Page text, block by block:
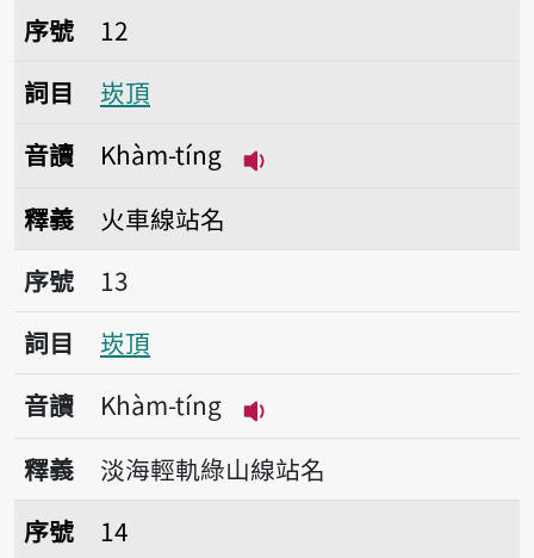
序號12崁頂
序號
12
詞目
崁頂
音讀
Khàm-tíng
釋義
火車線站名
序號13崁頂
序號
13
詞目
崁頂
音讀
Khàm-tíng
播放音讀Khàm-tíng
釋義
淡海輕軌綠山線站名
序號14崁頂鄉
序號
14